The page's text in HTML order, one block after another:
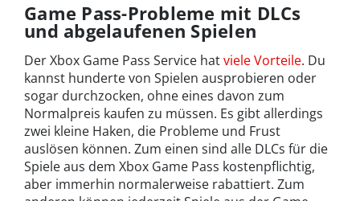
Game Pass-Probleme mit DLCs
und abgelaufenen Spielen
Der Xbox Game Pass Service hatviele Vorteile. Du
kannst hunderte von Spielen ausprobieren oder
sogar durchzocken, ohne eines davon zum
Normalpreis kaufen zu müssen. Es gibt allerdings
zwei kleine Haken, die Probleme und Frust
auslösen können. Zum einen sind alle DLCs für die
Spiele aus dem Xbox Game Pass kostenpflichtig,
aber immerhin normalerweise rabattiert. Zum